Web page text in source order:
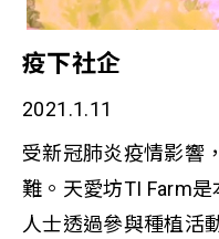
疫下社企
2021.1.11
受新冠肺炎疫情影響
難。天愛坊TI Farm
人士透過參與種植活